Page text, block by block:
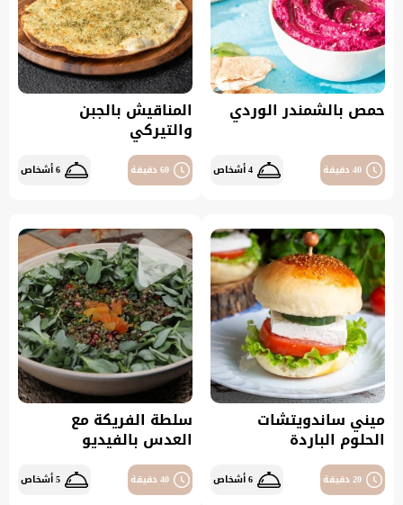
حمص بالشمندر الوردي
40 دقيقة 4 أشخاص
المناقيش بالجبن
والتيركي
60 دقيقة 6 أشخاص
ميني ساندويتشات
الحلوم الباردة
20 دقيقة 6 أشخاص
سلطة الفريكة مع
العدس بالفيديو
40 دقيقة 5 أشخاص